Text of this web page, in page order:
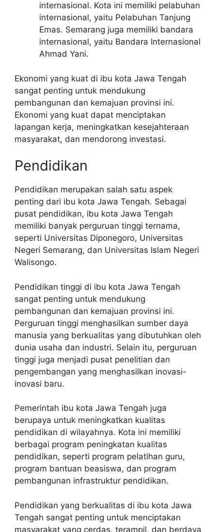
internasional. Kota ini memiliki pelabuhan
internasional, yaitu Pelabuhan Tanjung
Emas. Semarang juga memiliki bandara
internasional, yaitu Bandara Internasional
Ahmad Yani.
Ekonomi yang kuat di ibu kota Jawa Tengah
sangat penting untuk mendukung
pembangunan dan kemajuan provinsi ini.
Ekonomi yang kuat dapat menciptakan
lapangan kerja, meningkatkan kesejahteraan
masyarakat, dan mendorong investasi.
Pendidikan
Pendidikan merupakan salah satu aspek
penting dari ibu kota Jawa Tengah. Sebagai
pusat pendidikan, ibu kota Jawa Tengah
memiliki banyak perguruan tinggi ternama,
seperti Universitas Diponegoro, Universitas
Negeri Semarang, dan Universitas Islam Negeri
Walisongo.
Pendidikan tinggi di ibu kota Jawa Tengah
sangat penting untuk mendukung
pembangunan dan kemajuan provinsi ini.
Perguruan tinggi menghasilkan sumber daya
manusia yang berkualitas yang dibutuhkan oleh
dunia usaha dan industri. Selain itu, perguruan
tinggi juga menjadi pusat penelitian dan
pengembangan yang menghasilkan inovasi-
inovasi baru.
Pemerintah ibu kota Jawa Tengah juga
berupaya untuk meningkatkan kualitas
pendidikan di wilayahnya. Kota ini memiliki
berbagai program peningkatan kualitas
pendidikan, seperti program pelatihan guru,
program bantuan beasiswa, dan program
pembangunan infrastruktur pendidikan.
Pendidikan yang berkualitas di ibu kota Jawa
Tengah sangat penting untuk menciptakan
masyarakat yang cerdas, terampil, dan berdaya